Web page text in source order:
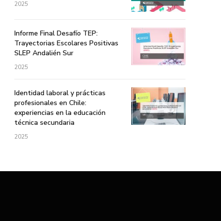
2025
Informe Final Desafío TEP:
Trayectorias Escolares Positivas
SLEP Andalién Sur
2025
Identidad laboral y prácticas
profesionales en Chile:
experiencias en la educación
técnica secundaria
2025